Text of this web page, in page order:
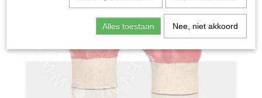
Alles toestaan Nee, niet akkoord